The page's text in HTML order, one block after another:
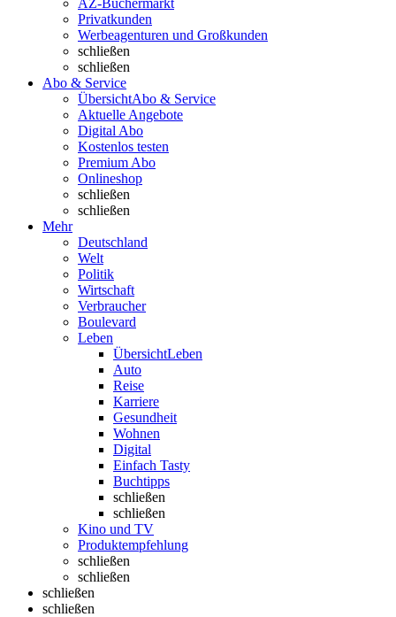
AZ-Büchermarkt
Privatkunden
Werbeagenturen und Großkunden
schließen
schließen
Abo & Service
ÜbersichtAbo & Service
Aktuelle Angebote
Digital Abo
Kostenlos testen
Premium Abo
Onlineshop
schließen
schließen
Mehr
Deutschland
Welt
Politik
Wirtschaft
Verbraucher
Boulevard
Leben
ÜbersichtLeben
Auto
Reise
Karriere
Gesundheit
Wohnen
Digital
Einfach Tasty
Buchtipps
schließen
schließen
Kino und TV
Produktempfehlung
schließen
schließen
schließen
schließen